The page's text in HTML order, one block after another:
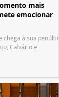
mais
emocionar
à sua
Calvário e